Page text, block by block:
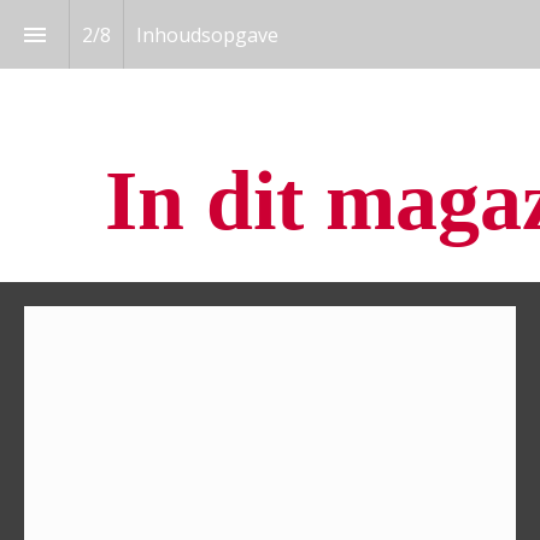
2/8 Inhoudsopgave
In dit